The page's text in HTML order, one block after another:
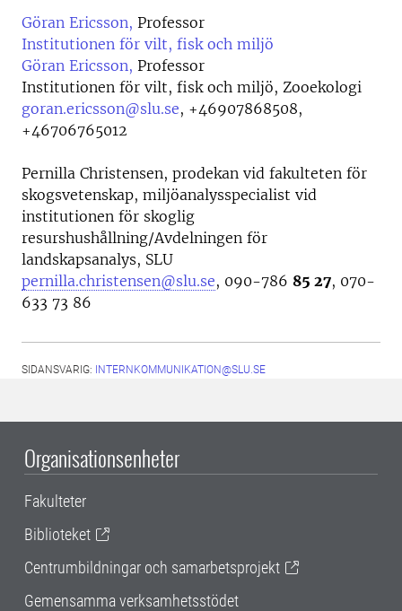
Göran Ericsson, Professor
Institutionen för vilt, fisk och miljö
Göran Ericsson, Professor
Institutionen för vilt, fisk och miljö, Zooekologi
goran.ericsson@slu.se, +46907868508,
+46706765012
Pernilla Christensen, prodekan vid fakulteten för
skogsvetenskap, miljöanalysspecialist vid
institutionen för skoglig
resurshushållning/Avdelningen för
landskapsanalys, SLU
pernilla.christensen@slu.se, 090-786 85 27, 070-
633 73 86
SIDANSVARIG: INTERNKOMMUNIKATION@SLU.SE
Organisationsenheter
Fakulteter
Biblioteket
Centrumbildningar och samarbetsprojekt
Gemensamma verksamhetsstödet